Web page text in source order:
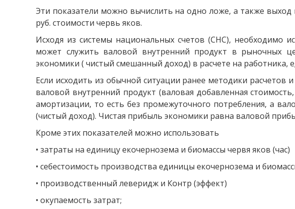
Эти показатели можно вычислить на одно ложе, а также
руб. стоимости червь яков.
Исходя из системы национальных счетов (СНС), необходимо
может служить валовой внутренний продукт в рыночных
экономики ( чистый смешанный доход) в расчете на работника,
Если исходить из обычной ситуации ранее методики расчетов
валовой внутренний продукт (валовая добавленная
амортизации, то есть без промежуточного потребления, а
(чистый доход). Чистая прибыль экономики равна валовой
Кроме этих показателей можно использовать
• затраты на единицу екочернозема и биомассы червя яков (час)
• себестоимость производства единицы екочернозема и
• производственный леверидж и Контр (эффект)
• окупаемость затрат;